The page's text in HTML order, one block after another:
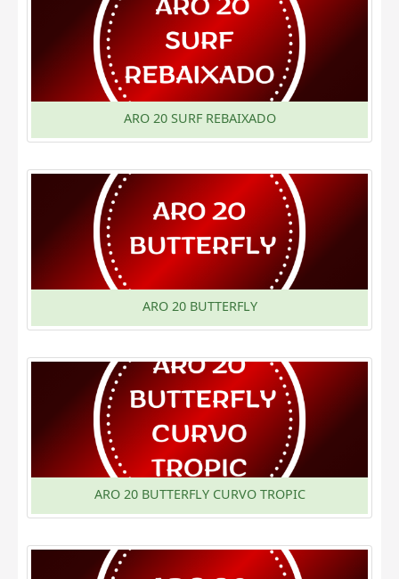
ARO 20 SURF REBAIXADO
ARO 20 BUTTERFLY
ARO 20 BUTTERFLY CURVO TROPIC